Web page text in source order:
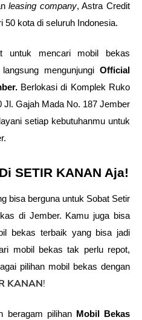
leasing company, Astra Credit
50 kota di seluruh Indonesia.
untuk mencari mobil bekas
mengunjungi Official
Berlokasi di Komplek Ruko
Jl. Gajah Mada No. 187 Jember
setiap kebutuhanmu untuk
SETIR KANAN Aja!
bisa berguna untuk Sobat Setir
di Jember. Kamu juga bisa
bekas terbaik yang bisa jadi
mobil bekas tak perlu repot,
pilihan mobil bekas dengan
KANAN!
beragam pilihan Mobil Bekas